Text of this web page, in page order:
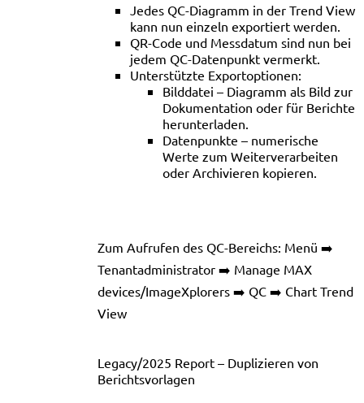
Jedes QC-Diagramm in der Trend View
kann nun einzeln exportiert werden.
QR-Code und Messdatum sind nun bei
jedem QC-Datenpunkt vermerkt.
Unterstützte Exportoptionen:
Bilddatei – Diagramm als Bild zur
Dokumentation oder für Berichte
herunterladen.
Datenpunkte – numerische
Werte zum Weiterverarbeiten
oder Archivieren kopieren.
Zum Aufrufen des QC-Bereichs: Menü ➡️
Tenantadministrator ➡️ Manage MAX
devices/ImageXplorers ➡️ QC ➡️ Chart Trend
View
Legacy/2025 Report – Duplizieren von
Berichtsvorlagen